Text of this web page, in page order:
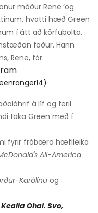
móður Rene ’og
hvatti hæð Green
í átt að körfubolta.
föður. Hann
Rene, fór.
á líf og feril
taka Green með í
fyrir frábæra hæfileika
All-America
Karólínuog
Ohai. Svo,